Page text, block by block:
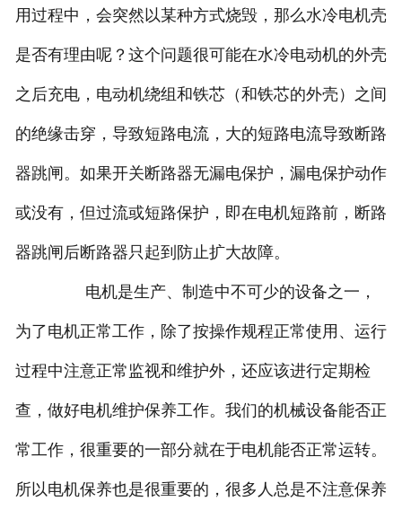
用过程中，会突然以某种方式烧毁，那么水冷电机壳
是否有理由呢？这个问题很可能在水冷电动机的外壳
之后充电，电动机绕组和铁芯（和铁芯的外壳）之间
的绝缘击穿，导致短路电流，大的短路电流导致断路
器跳闸。如果开关断路器无漏电保护，漏电保护动作
或没有，但过流或短路保护，即在电机短路前，断路
器跳闸后断路器只起到防止扩大故障。
电机是生产、制造中不可少的设备之一，
为了电机正常工作，除了按操作规程正常使用、运行
过程中注意正常监视和维护外，还应该进行定期检
查，做好电机维护保养工作。我们的机械设备能否正
常工作，很重要的一部分就在于电机能否正常运转。
所以电机保养也是很重要的，很多人总是不注意保养